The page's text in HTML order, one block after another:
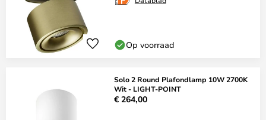
Op voorraad
Solo 2 Round Plafondlamp 10W 2700K
Wit - LIGHT-POINT
€ 264,00